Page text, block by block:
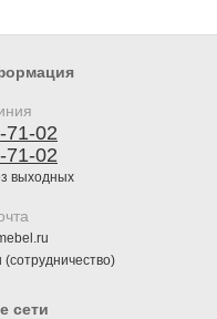
71-02
71-02
выходных
сети